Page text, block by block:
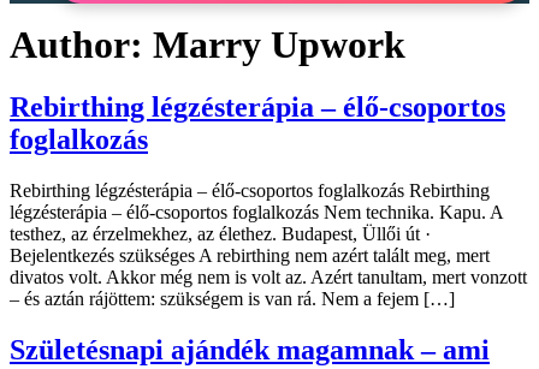
Author: Marry Upwork
Rebirthing légzésterápia – élő-csoportos
foglalkozás
Rebirthing légzésterápia – élő-csoportos foglalkozás Rebirthing
légzésterápia – élő-csoportos foglalkozás Nem technika. Kapu. A
testhez, az érzelmekhez, az élethez. Budapest, Üllői út ·
Bejelentkezés szükséges A rebirthing nem azért talált meg, mert
divatos volt. Akkor még nem is volt az. Azért tanultam, mert vonzott
– és aztán rájöttem: szükségem is van rá. Nem a fejem […]
Születésnapi ajándék magamnak – ami